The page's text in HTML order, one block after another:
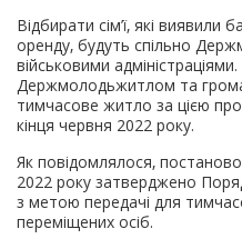
Відбирати сім’ї, які
оренду, будуть спільно
військовими
Держмолодьжитлом та
тимчасове житло за цією
кінця червня 2022 року.
Як повідомлялося,
2022 року затверджено
з метою передачі для
переміщених осіб.